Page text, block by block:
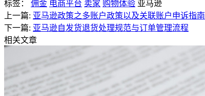
标签： 佣金 电商平台 卖家 购物体验 亚马逊
上一篇: 亚马逊政策之多账户政策以及关联账户申诉指南
下一篇: 亚马逊自发货退货处理规范与订单管理流程
相关文章